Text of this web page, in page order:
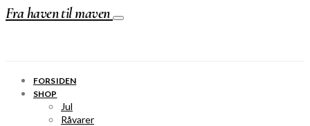
Fra haven til maven
FORSIDEN
SHOP
Jul
Råvarer